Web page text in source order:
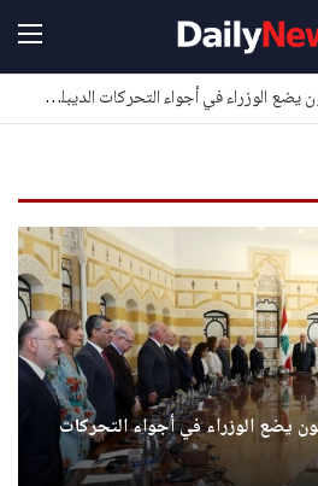
من واشنطن إلى أنقرة.. عون يضع الوزراء في أجواء التحركات الديبلوماسية
يضع الوزراء في أجواء التحركات